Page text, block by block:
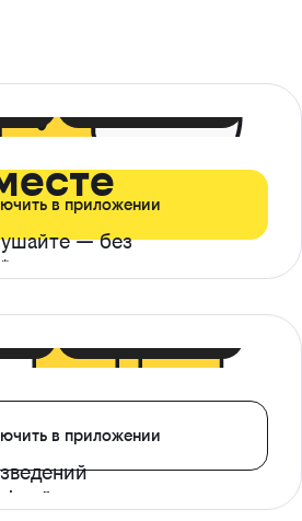
— без
в приложении
в приложении